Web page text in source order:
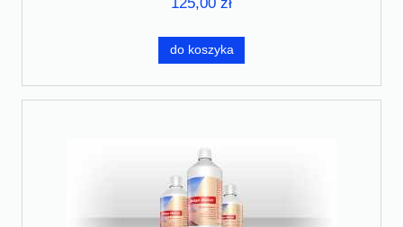
do koszyka